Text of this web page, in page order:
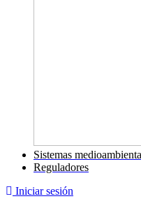
Sistemas
Reguladores
Iniciar sesión